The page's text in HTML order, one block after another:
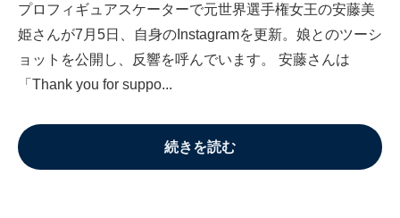
プロフィギュアスケーターで元世界選手権女王の安藤美
姫さんが7月5日、自身のInstagramを更新。娘とのツーシ
ョットを公開し、反響を呼んでいます。 安藤さんは
「Thank you for suppo...
続きを読む